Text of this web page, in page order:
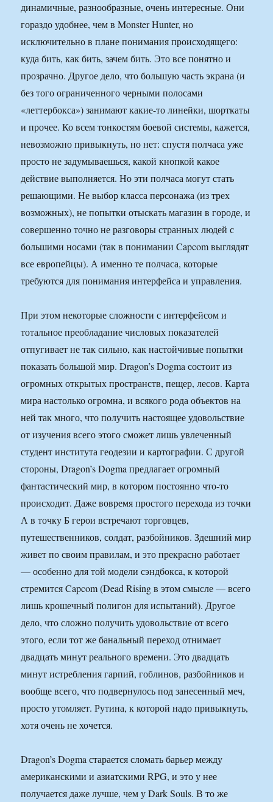
динамичные, разнообразные, очень интересные. Они
гораздо удобнее, чем в Monster Hunter, но
исключительно в плане понимания происходящего:
куда бить, как бить, зачем бить. Это все понятно и
прозрачно. Другое дело, что большую часть экрана (и
без того ограниченного черными полосами
«леттербокса») занимают какие-то линейки, шорткаты
и прочее. Ко всем тонкостям боевой системы, кажется,
невозможно привыкнуть, но нет: спустя полчаса уже
просто не задумываешься, какой кнопкой какое
действие выполняется. Но эти полчаса могут стать
решающими. Не выбор класса персонажа (из трех
возможных), не попытки отыскать магазин в городе, и
совершенно точно не разговоры странных людей с
большими носами (так в понимании Capcom выглядят
все европейцы). А именно те полчаса, которые
требуются для понимания интерфейса и управления.
При этом некоторые сложности с интерфейсом и
тотальное преобладание числовых показателей
отпугивает не так сильно, как настойчивые попытки
показать большой мир. Dragon’s Dogma состоит из
огромных открытых пространств, пещер, лесов. Карта
мира настолько огромна, и всякого рода объектов на
ней так много, что получить настоящее удовольствие
от изучения всего этого сможет лишь увлеченный
студент института геодезии и картографии. С другой
стороны, Dragon’s Dogma предлагает огромный
фантастический мир, в котором постоянно что-то
происходит. Даже вовремя простого перехода из точки
А в точку Б герои встречают торговцев,
путешественников, солдат, разбойников. Здешний мир
живет по своим правилам, и это прекрасно работает
— особенно для той модели сэндбокса, к которой
стремится Capcom (Dead Rising в этом смысле — всего
лишь крошечный полигон для испытаний). Другое
дело, что сложно получить удовольствие от всего
этого, если тот же банальный переход отнимает
двадцать минут реального времени. Это двадцать
минут истребления гарпий, гоблинов, разбойников и
вообще всего, что подвернулось под занесенный меч,
просто утомляет. Рутина, к которой надо привыкнуть,
хотя очень не хочется.
Dragon’s Dogma старается сломать барьер между
американскими и азиатскими RPG, и это у нее
получается даже лучше, чем у Dark Souls. В то же